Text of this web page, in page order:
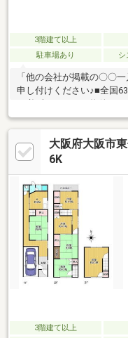
3階建て以上
駐車場あり
シ
「他の会社が掲載の〇〇
申し付けください♪■全国
のお客様◆◆いつでもお
ン審査に不安のある方◆◆
す！！■ご自宅のお迎えは
お待ち合わせも可能です
非一度お問い合わせくださ
大阪府大阪市
6K
3階建て以上